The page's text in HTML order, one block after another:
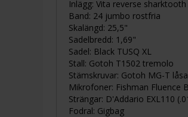
Inlägg: Vita reverse sharktooth
Band: 24 jumbo rostfria
Skalängd: 25,5"
Sadelbredd: 1,69"
Sadel: Black TUSQ XL
Stall: Gotoh T1502 tremolo
Stämskruvar: Gotoh MG-T
Mikrofoner: Fishman Fluence
Strängar: D'Addario EXL110
Fodral: Gigbag